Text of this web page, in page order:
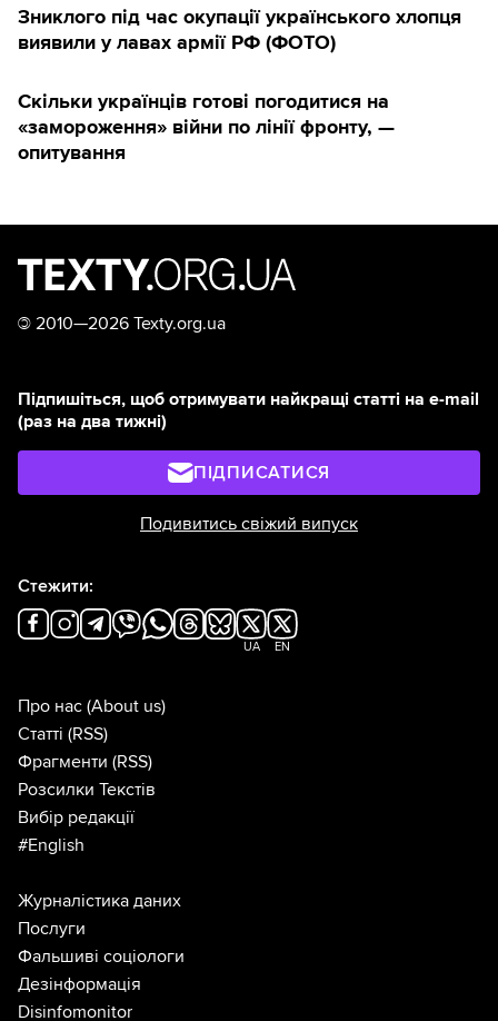
Зниклого під час окупації українського хлопця
виявили у лавах армії РФ (ФОТО)
Скільки українців готові погодитися на
«замороження» війни по лінії фронту, —
опитування
© 2010—2026 Texty.org.ua
Підпишіться, щоб отримувати найкращі статті на e-mail
(раз на два тижні)
ПІДПИСАТИСЯ
Подивитись свіжий випуск
Стежити:
UA EN
Про нас (About us)
Статті (RSS)
Фрагменти (RSS)
Розсилки Текстів
Вибір редакції
#English
Журналістика даних
Послуги
Фальшиві соціологи
Дезінформація
Disinfomonitor